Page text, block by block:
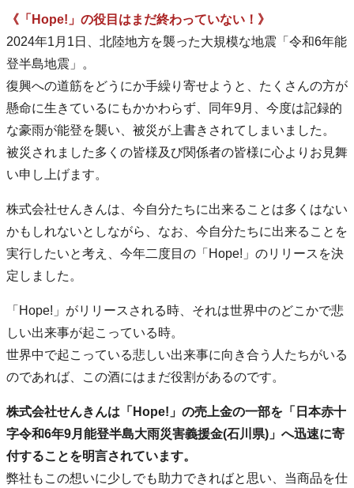
《「Hope!」の役目はまだ終わっていない！》
2024年1月1日、北陸地方を襲った大規模な地震「令和6年能
登半島地震」。
復興への道筋をどうにか手繰り寄せようと、たくさんの方が
懸命に生きているにもかかわらず、同年9月、今度は記録的
な豪雨が能登を襲い、被災が上書きされてしまいました。
被災されました多くの皆様及び関係者の皆様に心よりお見舞
い申し上げます。
株式会社せんきんは、今自分たちに出来ることは多くはない
かもしれないとしながら、なお、今自分たちに出来ることを
実行したいと考え、今年二度目の「Hope!」のリリースを決
定しました。
「Hope!」がリリースされる時、それは世界中のどこかで悲
しい出来事が起こっている時。
世界中で起こっている悲しい出来事に向き合う人たちがいる
のであれば、この酒にはまだ役割があるのです。
株式会社せんきんは「Hope!」の売上金の一部を「日本赤十
字令和6年9月能登半島大雨災害義援金(石川県)」へ迅速に寄
付することを明言されています。
弊社もこの想いに少しでも助力できればと思い、当商品を仕